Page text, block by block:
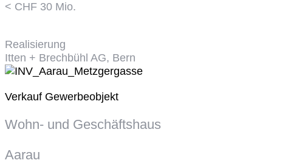
< CHF 30 Mio.
Realisierung
Itten + Brechbühl AG, Bern
Verkauf Gewerbeobjekt
Wohn- und Geschäftshaus
Aarau